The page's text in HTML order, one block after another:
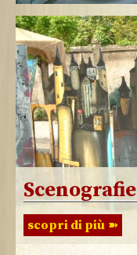
Scenografie
scopri di più